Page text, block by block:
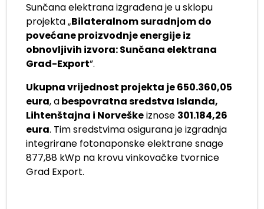
Sunčana elektrana izgrađena je u sklopu
projekta „Bilateralnom suradnjom do
povećane proizvodnje energije iz
obnovljivih izvora: Sunčana elektrana
Grad-Export”.
Ukupna vrijednost projekta je 650.360,05
eura, abespovratna sredstva Islanda,
Lihtenštajna i Norveškeiznose 301.184,26
eura. Tim sredstvima osigurana je izgradnja
integrirane fotonaponske elektrane snage
877,88 kWp na krovu vinkovačke tvornice
Grad Export.